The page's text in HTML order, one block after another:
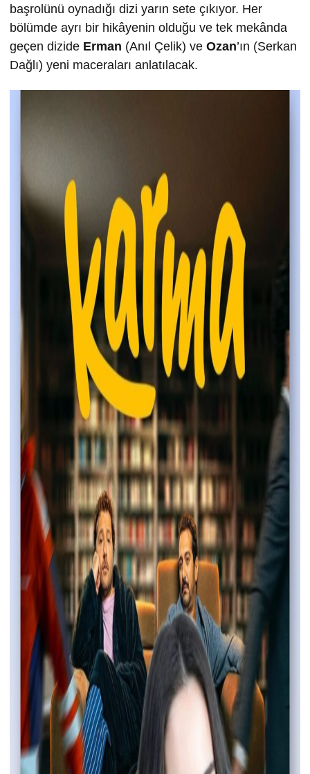
başrolünü oynadığı dizi yarın sete çıkıyor. Her
bölümde ayrı bir hikâyenin olduğu ve tek mekânda
geçen dizide Erman (Anıl Çelik) ve Ozan’ın (Serkan
Dağlı) yeni maceraları anlatılacak.